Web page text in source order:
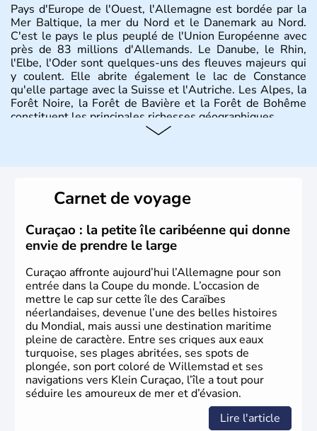
Pays d'Europe de l'Ouest, l'Allemagne est bordée par la
Mer Baltique, la mer du Nord et le Danemark au Nord.
C'est le pays le plus peuplé de l'Union Européenne avec
près de 83 millions d'Allemands. Le Danube, le Rhin,
l'Elbe, l'Oder sont quelques-uns des fleuves majeurs qui
y coulent. Elle abrite également le lac de Constance
qu'elle partage avec la Suisse et l'Autriche. Les Alpes, la
Forêt Noire, la Forêt de Bavière et la Forêt de Bohême
constituent les principales richesses géographiques.
lesquelles bénéficient d'une grande autonomie. Le pays
peut se targuer de grands noms qu'il a vu naître dans tous
les domaines, des arts à la politique en passant par la
philosophie. Hertz, Gutenberg, Heidegger, Thomas Mann,
Herman Hesse ou bien Hegel en font partie.
Carnet de voyage
Curaçao : la petite île caribéenne qui donne
envie de prendre le large
Curaçao affronte aujourd’hui l’Allemagne pour son
entrée dans la Coupe du monde. L’occasion de
mettre le cap sur cette île des Caraïbes
néerlandaises, devenue l’une des belles histoires
du Mondial, mais aussi une destination maritime
pleine de caractère. Entre ses criques aux eaux
turquoise, ses plages abritées, ses spots de
plongée, son port coloré de Willemstad et ses
navigations vers Klein Curaçao, l’île a tout pour
séduire les amoureux de mer et d’évasion.
Lire l'article